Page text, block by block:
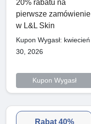
20% rabatu na
pierwsze zamówienie
w L&L Skin
Kupon Wygasł: kwiecień
30, 2026
Kupon Wygasł
Rabat 40%